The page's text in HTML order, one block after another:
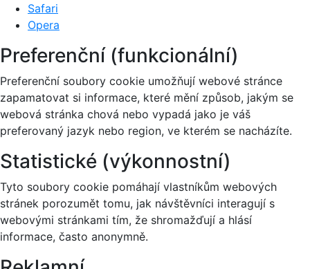
Safari
Opera
Preferenční (funkcionální)
Preferenční soubory cookie umožňují webové stránce
zapamatovat si informace, které mění způsob, jakým se
webová stránka chová nebo vypadá jako je váš
preferovaný jazyk nebo region, ve kterém se nacházíte.
Statistické (výkonnostní)
Tyto soubory cookie pomáhají vlastníkům webových
stránek porozumět tomu, jak návštěvníci interagují s
webovými stránkami tím, že shromažďují a hlásí
informace, často anonymně.